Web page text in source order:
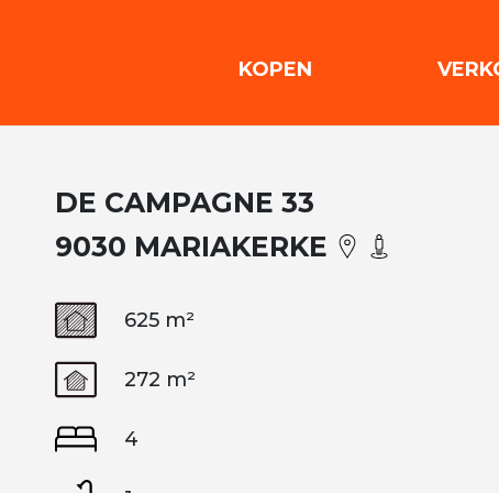
KOPEN
DE CAMPAGNE 33
9030 MARIAKERKE
625 m²
272 m²
4